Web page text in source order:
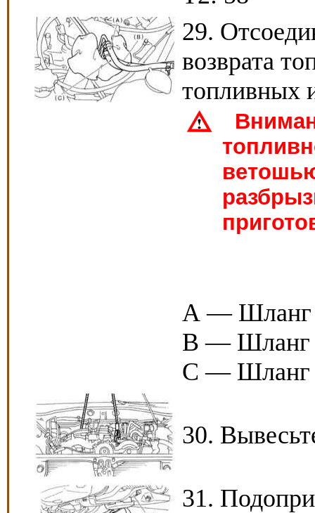
29.
возврата
топливных
А — Шланг
В — Шланг
С — Шланг
30.
31.